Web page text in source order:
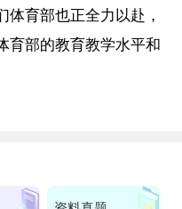
育部也正全力以赴，
育部的教育教学水平和